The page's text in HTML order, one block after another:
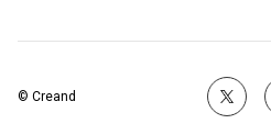
© Creand